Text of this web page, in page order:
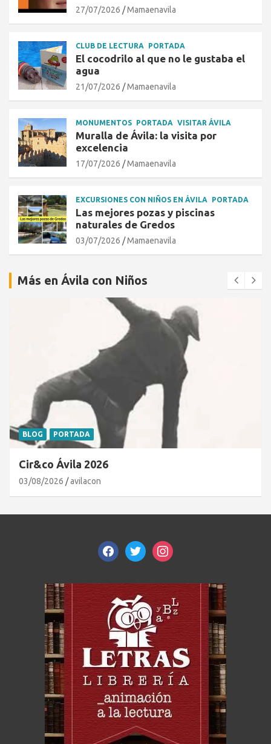
27/07/2026 Mamaenavila
CLUB DE LECTURA PORTADA
El cocodrilo al que no le gustaba el
agua
21/07/2026 Mamaenavila
MONUMENTOS PORTADA VISITAR ÁVILA
Muralla de Ávila: la visita por
excelencia
17/07/2026 Mamaenavila
EXCURSIONES CON NIÑOS EN ÁVILA PORTADA
Las mejores pozas y piscinas
naturales de Gredos
03/07/2026 Mamaenavila
Más en Ávila con Niños
BLOG PORTADA
Cir&co Ávila 2026
03/08/2026 avilacon
facebooktwitterinstagram